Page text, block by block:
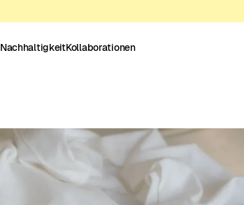
NachhaltigkeitKollaborationen